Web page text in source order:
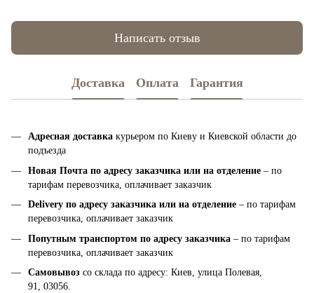
Написать отзыв
Доставка Оплата Гарантия
Адресная доставка курьером по Киеву и Киевской области до
подъезда
Новая Почта по адресу заказчика или на отделение – по
тарифам перевозчика, оплачивает заказчик
Delivery по адресу заказчика или на отделение – по тарифам
перевозчика, оплачивает заказчик
Попутным транспортом по адресу заказчика – по тарифам
перевозчика, оплачивает заказчик
Самовывоз со склада по адресу: Киев, улица Полевая,
91, 03056.